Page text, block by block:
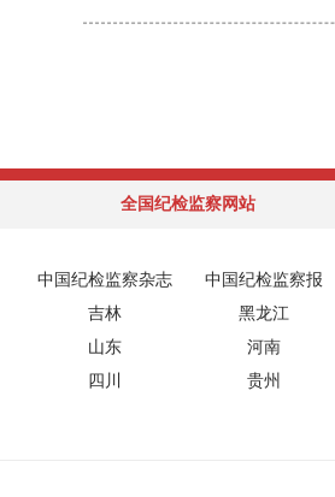
全国纪检监察网站
中国纪检监察杂志
中国纪检监察报
吉林
黑龙江
山东
河南
四川
贵州